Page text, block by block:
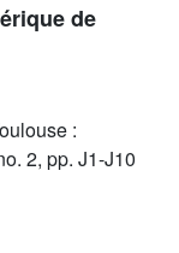
de
:
2, pp. J1-J10